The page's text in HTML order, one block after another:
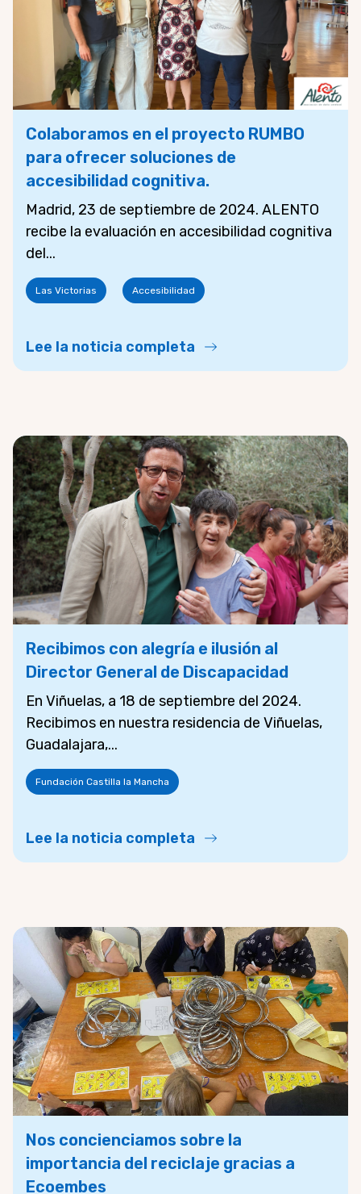
Colaboramos en el proyecto RUMBO
para ofrecer soluciones de
accesibilidad cognitiva.
Madrid, 23 de septiembre de 2024. ALENTO
recibe la evaluación en accesibilidad cognitiva
del...
Las Victorias Accesibilidad
Lee la noticia completa
Recibimos con alegría e ilusión al
Director General de Discapacidad
En Viñuelas, a 18 de septiembre del 2024.
Recibimos en nuestra residencia de Viñuelas,
Guadalajara,...
Fundación Castilla la Mancha
Lee la noticia completa
Nos concienciamos sobre la
importancia del reciclaje gracias a
Ecoembes